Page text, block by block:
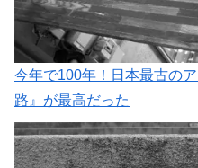
今年で100年！日本最古の
路』が最高だった